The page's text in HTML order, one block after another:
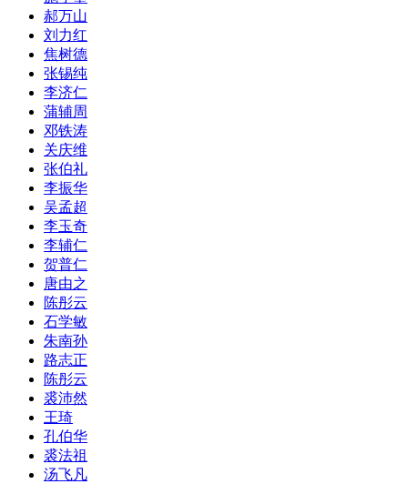
郝万山
刘力红
焦树德
张锡纯
李济仁
蒲辅周
邓铁涛
关庆维
张伯礼
李振华
吴孟超
李玉奇
李辅仁
贺普仁
唐由之
陈彤云
石学敏
朱南孙
路志正
陈彤云
裘沛然
王琦
孔伯华
裘法祖
汤飞凡